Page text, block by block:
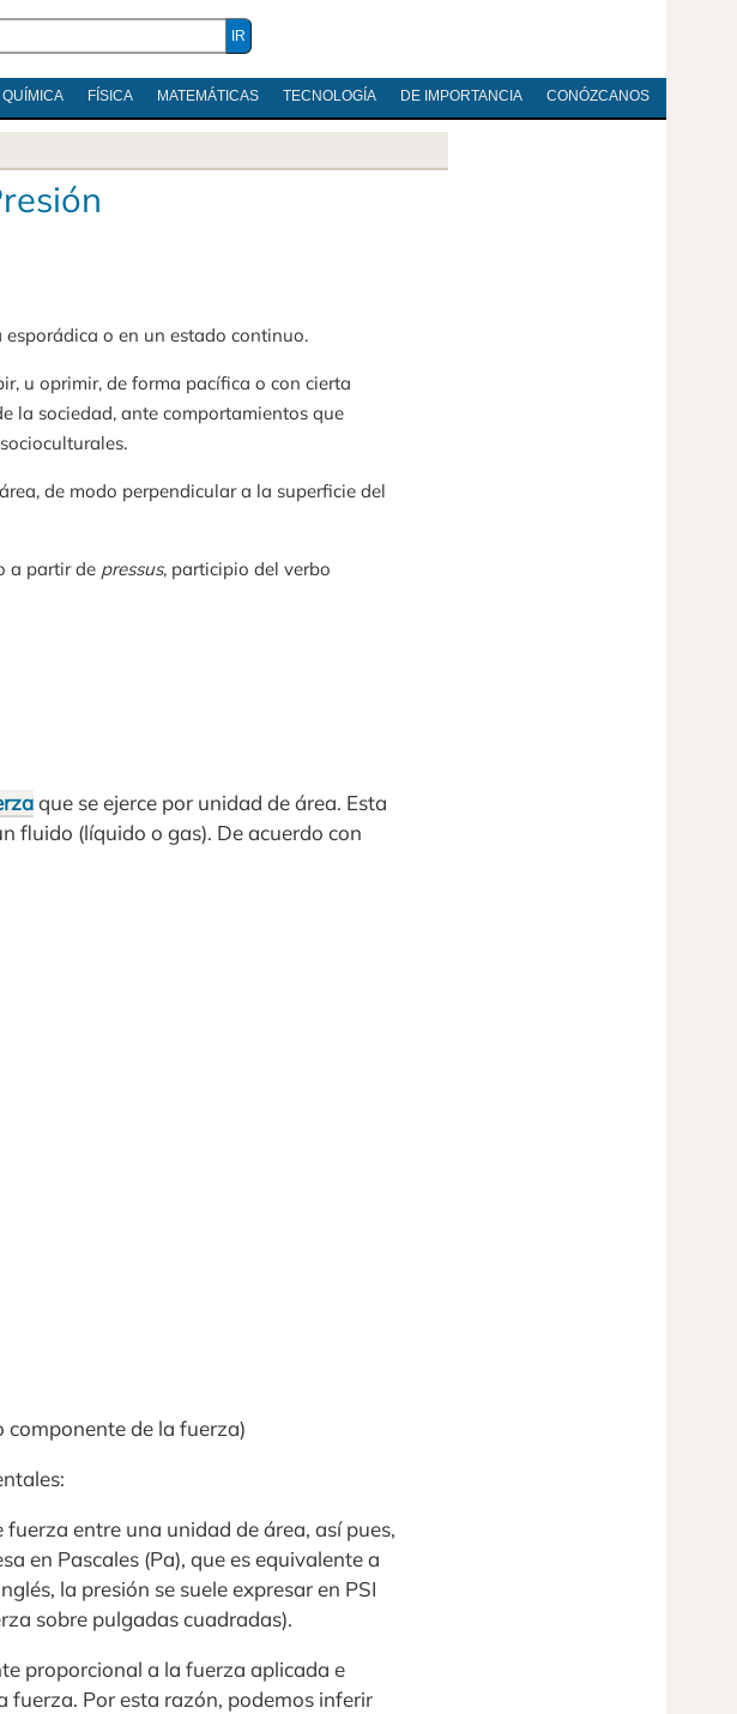
QUÍMICA FÍSICA MATEMÁTICAS TECNOLOGÍA DE IMPORTANCIA CONÓZCANOS
o en un estado continuo.
u oprimir, de forma pacífica o con cierta
la sociedad, ante comportamientos que
de modo perpendicular a la superficie del
a partir de pressus, participio del verbo
que se ejerce por unidad de área. Esta
fluido (líquido o gas). De acuerdo con
componente de la fuerza)
entre una unidad de área, así pues,
en Pascales (Pa), que es equivalente a
la presión se suele expresar en PSI
sobre pulgadas cuadradas).
proporcional a la fuerza aplicada e
fuerza. Por esta razón, podemos inferir